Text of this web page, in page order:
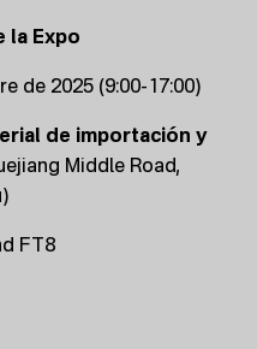
la Expo
de 2025 (9:00-17:00)
de importación y
Middle Road,
FT8